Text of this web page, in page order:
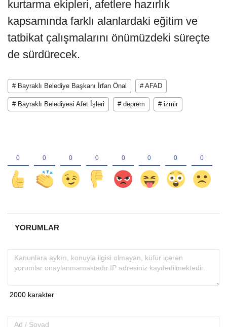
kurtarma ekipleri, afetlere hazırlık
kapsamında farklı alanlardaki eğitim ve
tatbikat çalışmalarını önümüzdeki süreçte
de sürdürecek.
# Bayraklı Belediye Başkanı İrfan Önal # AFAD
# Bayraklı Belediyesi Afet İşleri # deprem # izmir
YORUMLAR